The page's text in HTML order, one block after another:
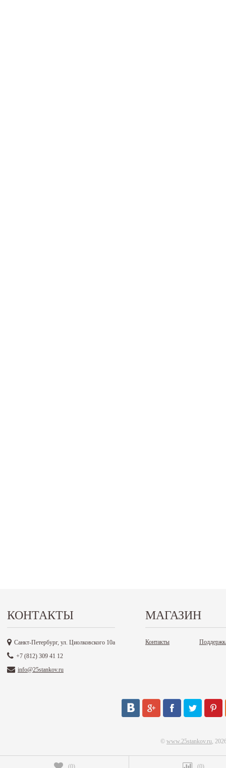
КОНТАКТЫ
Санкт-Петербург, ул. Циолковского 10а
+7 (812) 309 41 12
info@25stankov.ru
МАГАЗИН
Контакты
© www.25stankov.ru,
(0) (0)